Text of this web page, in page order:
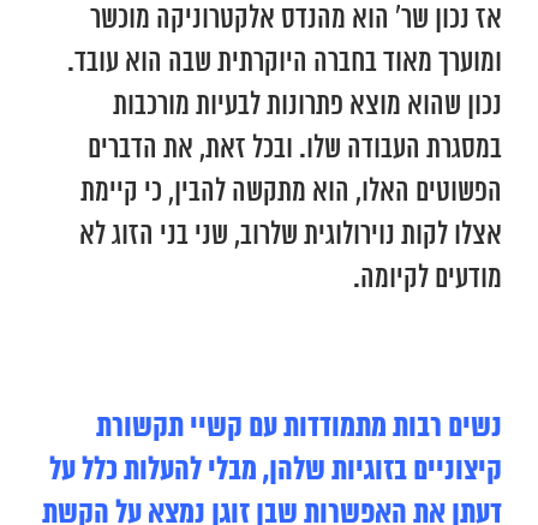
אז נכון שר’ הוא מהנדס אלקטרוניקה מוכשר
ומוערך מאוד בחברה היוקרתית שבה הוא עובד.
נכון שהוא מוצא פתרונות לבעיות מורכבות
במסגרת העבודה שלו. ובכל זאת, את הדברים
הפשוטים האלו, הוא מתקשה להבין, כי קיימת
אצלו לקות נוירולוגית שלרוב, שני בני הזוג לא
מודעים לקיומה.
נשים רבות מתמודדות עם קשיי תקשורת
קיצוניים בזוגיות שלהן, מבלי להעלות כלל על
דעתן את האפשרות שבן זוגן נמצא על הקשת